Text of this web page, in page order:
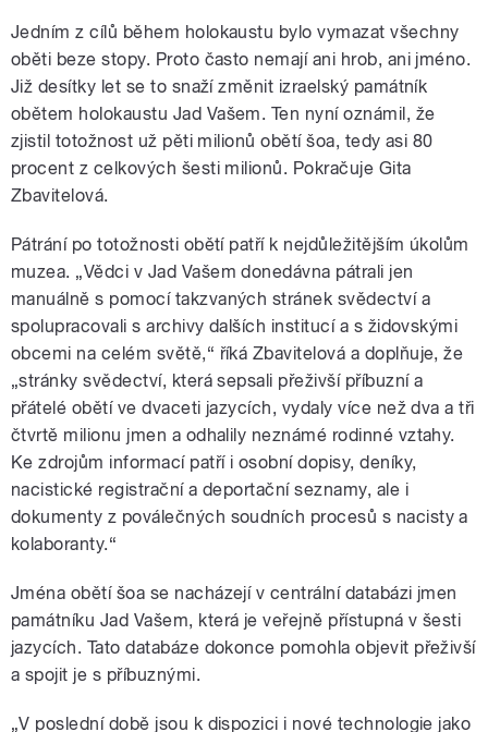
Jedním z cílů během holokaustu bylo vymazat všechny
oběti beze stopy. Proto často nemají ani hrob, ani jméno.
Již desítky let se to snaží změnit izraelský památník
obětem holokaustu Jad Vašem. Ten nyní oznámil, že
zjistil totožnost už pěti milionů obětí šoa, tedy asi 80
procent z celkových šesti milionů. Pokračuje Gita
Zbavitelová.
Pátrání po totožnosti obětí patří k nejdůležitějším úkolům
muzea. „Vědci v Jad Vašem donedávna pátrali jen
manuálně s pomocí takzvaných stránek svědectví a
spolupracovali s archivy dalších institucí a s židovskými
obcemi na celém světě,“ říká Zbavitelová a doplňuje, že
„stránky svědectví, která sepsali přeživší příbuzní a
přátelé obětí ve dvaceti jazycích, vydaly více než dva a tři
čtvrtě milionu jmen a odhalily neznámé rodinné vztahy.
Ke zdrojům informací patří i osobní dopisy, deníky,
nacistické registrační a deportační seznamy, ale i
dokumenty z poválečných soudních procesů s nacisty a
kolaboranty.“
Jména obětí šoa se nacházejí v centrální databázi jmen
památníku Jad Vašem, která je veřejně přístupná v šesti
jazycích. Tato databáze dokonce pomohla objevit přeživší
a spojit je s příbuznými.
„V poslední době jsou k dispozici i nové technologie jako